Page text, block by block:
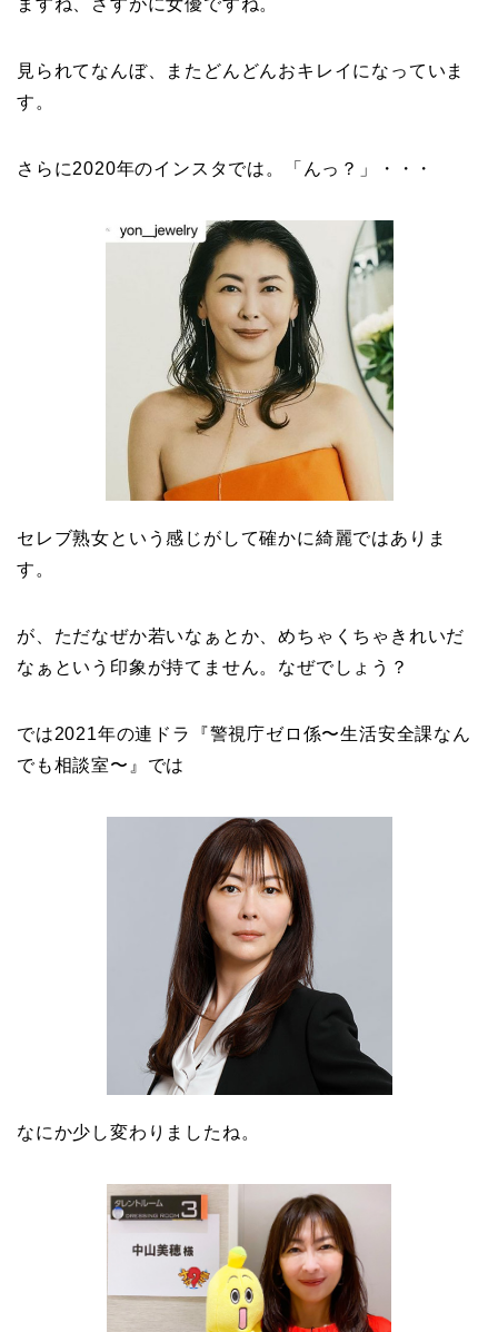
ますね、さすがに女優ですね。
見られてなんぼ、またどんどんおキレイになっていま
す。
さらに2020年のインスタでは。「んっ？」・・・
セレブ熟女という感じがして確かに綺麗ではありま
す。
が、ただなぜか若いなぁとか、めちゃくちゃきれいだ
なぁという印象が持てません。なぜでしょう？
では2021年の連ドラ『警視庁ゼロ係〜生活安全課なん
でも相談室〜』では
なにか少し変わりましたね。